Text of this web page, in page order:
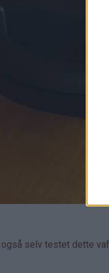
selv testet dette